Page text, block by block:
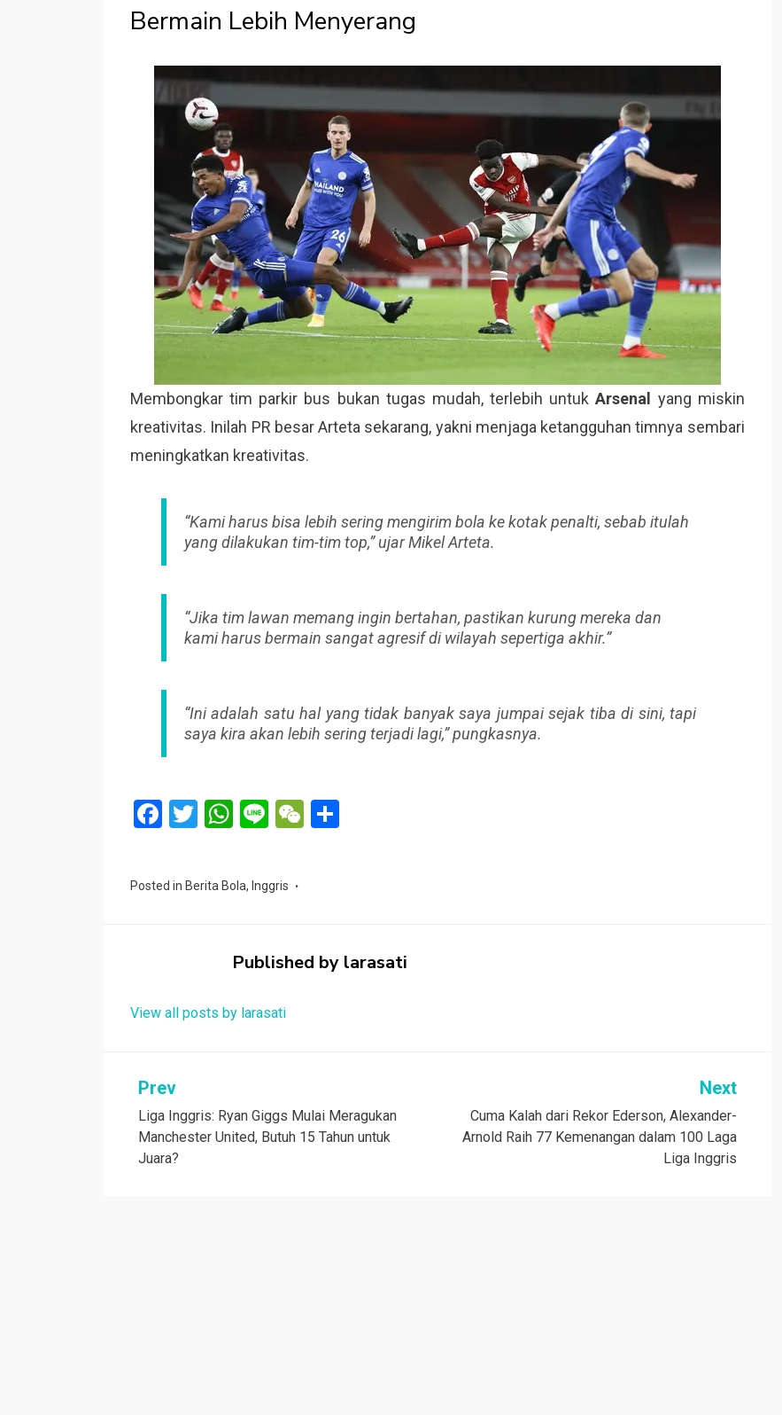
Bermain Lebih Menyerang
Membongkar tim parkir bus bukan tugas mudah, terlebih untukArsenal
yang miskin
kreativitas. Inilah PR besar Arteta sekarang, yakni menjaga ketangguhan timnya sembari
meningkatkan kreativitas.
“Kami harus bisa lebih sering mengirim bola ke kotak penalti, sebab itulah
yang dilakukan tim-tim top,” ujar Mikel Arteta.
“Jika tim lawan memang ingin bertahan, pastikan kurung mereka dan
kami harus bermain sangat agresif di wilayah sepertiga akhir.”
“Ini adalah satu hal yang tidak banyak saya jumpai sejak tiba di sini, tapi
saya kira akan lebih sering terjadi lagi,” pungkasnya.
F
b
T
er
W
s
p
Li
W
Posted in Berita Bola, Inggris
Published by larasati
View all posts by larasati
Navigasi
pos
Prev
Liga Inggris: Ryan Giggs Mulai Meragukan
Manchester United, Butuh 15 Tahun untuk
Juara?
Next
Cuma Kalah dari Rekor Ederson, Alexander-
Arnold Raih 77 Kemenangan dalam 100 Laga
Liga Inggris